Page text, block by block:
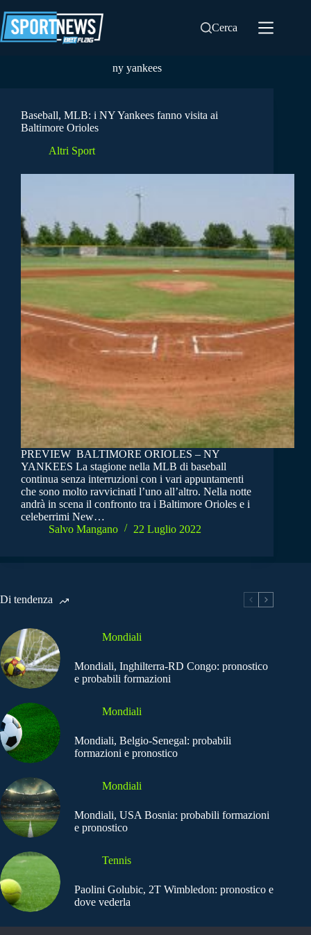
al
contenuto
Cerca
ny yankees
Baseball, MLB: i NY Yankees fanno visita ai
Baltimore Orioles
Altri Sport
PREVIEW BALTIMORE ORIOLES – NY
YANKEES La stagione nella MLB di baseball
continua senza interruzioni con i vari appuntamenti
che sono molto ravvicinati l’uno all’altro. Nella notte
andrà in scena il confronto tra i Baltimore Orioles e i
celeberrimi New…
Salvo Mangano
22 Luglio 2022
Di tendenza
Mondiali
Mondiali, Inghilterra-RD Congo: pronostico
e probabili formazioni
Mondiali
Mondiali, Belgio-Senegal: probabili
formazioni e pronostico
Mondiali
Mondiali, USA Bosnia: probabili formazioni
e pronostico
Tennis
Paolini Golubic, 2T Wimbledon: pronostico e
dove vederla